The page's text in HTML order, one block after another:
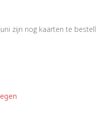
zijn nog kaarten te